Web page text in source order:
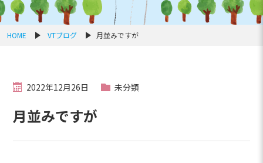
HOME VTブログ 月並みですが
2022年12月26日 未分類
月並みですが